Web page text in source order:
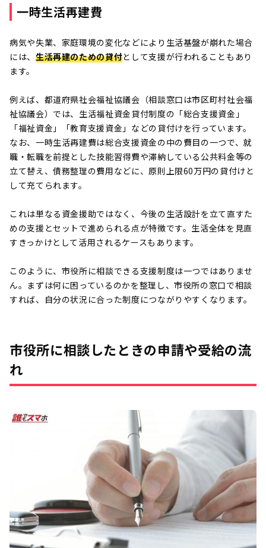
一時生活再建費
病気や失業、家庭環境の変化などにより生活基盤が崩れた場合
には、 生活再建のための貸付として支援が行われることもあり
ます。
例えば、都道府県社会福祉協議会（相談窓口は市区町村社会福
祉協議会）では、生活福祉資金貸付制度の「総合支援資金」
「福祉資金」「教育支援資金」などの貸付けを行っています。
なお、一時生活再建費は総合支援資金の中の費目の一つで、就
職・転職を前提とした技能習得費や滞納している公共料金等の
立て替え、債務整理の費用などに、原則上限60万円の貸付けと
して充てられます。
これは単なる資金援助ではなく、今後の生活設計を立て直すた
めの支援とセットで進められる点が特徴です。生活全体を見直
すきっかけとして活用されるケースもあります。
このように、市役所に相談できる支援制度は一つではありませ
ん。まずは何に困っているのかを整理し、市役所の窓口で相談
すれば、自分の状況に合った制度につながりやすくなります。
市役所に相談したときの申請や受給の流
れ